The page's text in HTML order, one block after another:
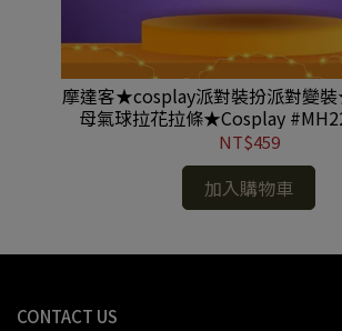
摩達客★cosplay派對裝扮派對變
母氣球拉花拉條★Cosplay
NT$459
加入購物車
CONTACT US